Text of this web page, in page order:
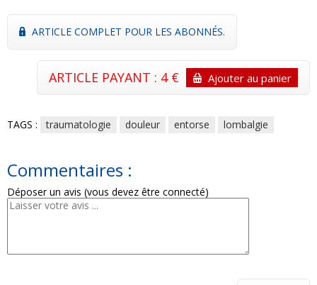
ARTICLE COMPLET POUR LES ABONNÉS.
ARTICLE PAYANT : 4 € Ajouter au panier
TAGS : traumatologie douleur entorse lombalgie
Commentaires :
Déposer un avis (vous devez être connecté)